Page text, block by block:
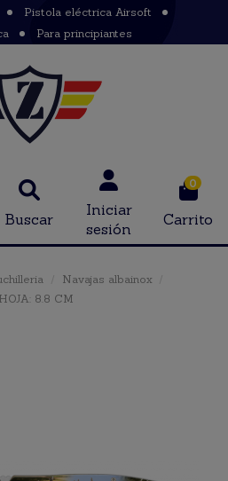
Pistola eléctrica Airsoft
Para principiantes
Buscar
Iniciar
sesión
0
Carrito
Navajas albainox
8.8 CM